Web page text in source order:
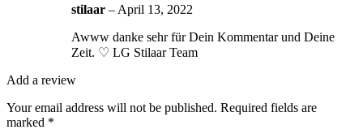
stilaar – April 13, 2022
Awww danke sehr für Dein Kommentar und Deine
Zeit. ♡ LG Stilaar Team
Add a review
Your email address will not be published. Required fields are
marked *